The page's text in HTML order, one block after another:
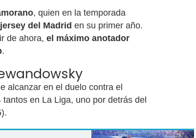
, quien en la temporada
del Madrid en su primer año.
de ahora, el máximo anotador
.
alcanzar en el duelo contra el
en La Liga, uno por detrás del